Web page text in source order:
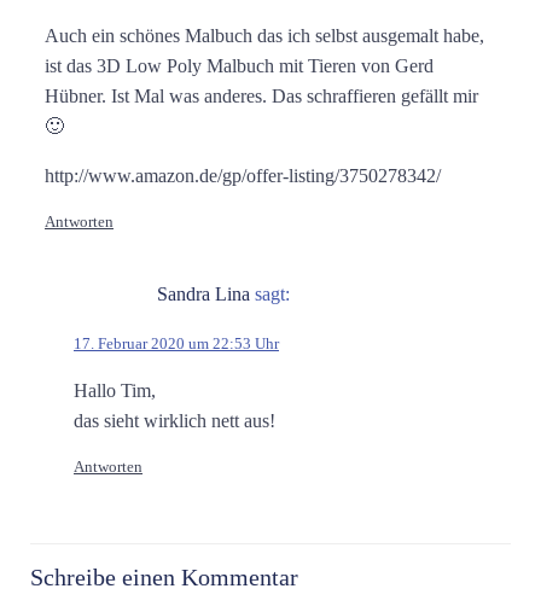
Auch ein schönes Malbuch das ich selbst ausgemalt habe,
ist das 3D Low Poly Malbuch mit Tieren von Gerd
Hübner. Ist Mal was anderes. Das schraffieren gefällt mir
🙂
http://www.amazon.de/gp/offer-listing/3750278342/
Antworten
Sandra Lina sagt:
17. Februar 2020 um 22:53 Uhr
Hallo Tim,
das sieht wirklich nett aus!
Antworten
Schreibe einen Kommentar